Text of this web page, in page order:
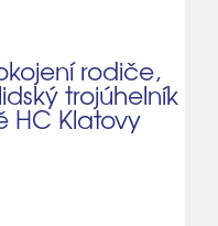
rodiče,
trojúhelník
HC Klatovy